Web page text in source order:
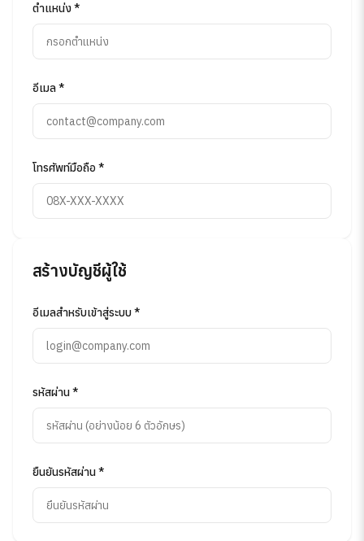
ตำแหน่ง *
อีเมล *
โทรศัพท์มือถือ *
สร้างบัญชีผู้ใช้
อีเมลสำหรับเข้าสู่ระบบ *
รหัสผ่าน *
ยืนยันรหัสผ่าน *